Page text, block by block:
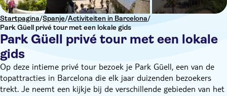
Startpagina/Spanje/Activiteiten in Barcelona/
Park Güell privé tour met een lokale gids
Park Güell privé tour met een lokale
gids
Op deze intieme privé tour bezoek je Park Güell, een van de
topattracties in Barcelona die elk jaar duizenden bezoekers
trekt. Je neemt een kijkje bij de verschillende gebieden van het